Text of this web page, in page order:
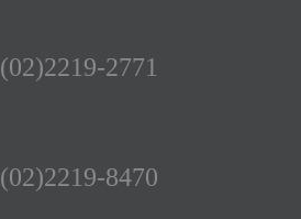
(02)2219-2771
(02)2219-8470